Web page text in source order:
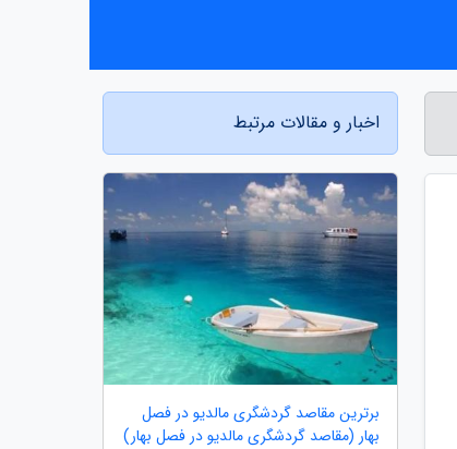
اخبار و مقالات مرتبط
برترین مقاصد گردشگری مالدیو در فصل
بهار (مقاصد گردشگری مالدیو در فصل بهار)